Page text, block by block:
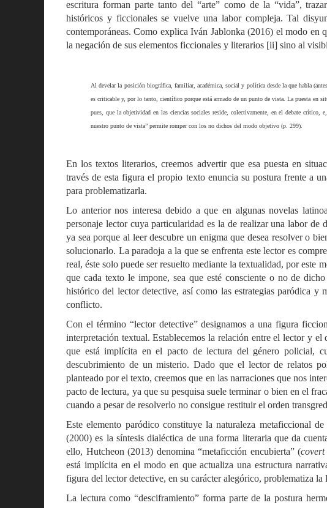
escritura forman parte tanto del “arte” como de la “vida”,
históricos y ficcionales se vuelve una labor compleja. Tal
contemporáneas. Como explica Iván Jablonka (2016) el modo en
la negación de sus elementos ficcionales y literarios [ii] sino al
Al develar la posición biográfica, familiar, académica, social y política desde la que habla
es criticable y, por lo tanto, científico porque está armado de un punto de vista. La puesta en
pues, que la objetividad en las ciencias sociales reside, colectivamente, en el debate
nuestro punto de vista” permite romper con los no dichos del modo objetivo (p. 299).
En los textos literarios, creemos advertir que esa puesta en
través de esta figura el propio texto enuncia su postura frente a
para problematizarla.
Lo anterior nos interesa debido a que en algunas novelas
personaje lector cuya particularidad es la de realizar una labor
ya sea porque al leer descubre un enigma que desea resolver o
solucionarlo. La paradoja a la que se enfrenta este lector es
real, éste solo puede ser resuelto mediante la textualidad, por este
que cada texto le impone, sea que esté consciente o no de
histórico del lector detective, así como las estrategias paródica y
conflicto.
Con el término “lector detective” designamos a una figura
interpretación textual. Establecemos la relación entre el lector y
que está implícita en el pacto de lectura del género policial,
descubrimiento de un misterio. Dado que el lector de relatos
planteado por el texto, creemos que en las narraciones que nos
pacto de lectura, ya que su pesquisa suele terminar o bien en el
cuando a pesar de resolverlo no consigue restituir el orden
Este elemento paródico constituye la naturaleza metaficcional
(2000) es la síntesis dialéctica de una forma literaria que da
ello, Hutcheon (2013) denomina “metaficción encubierta” (
está implícita en el modo en que actualiza una estructura
figura del lector detective, en su carácter alegórico, problematiza
La lectura como “desciframiento” forma parte de la postura